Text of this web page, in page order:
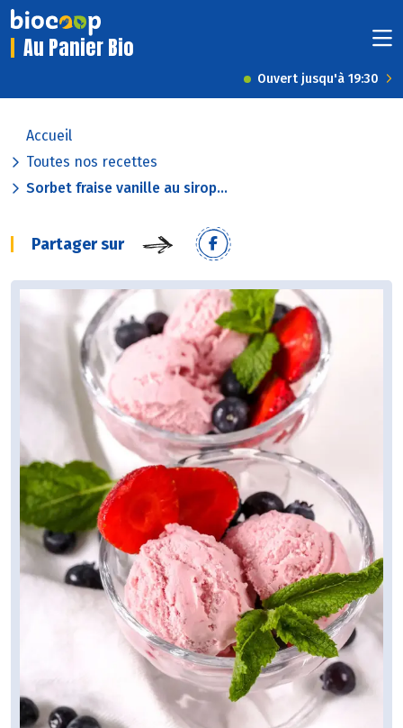
Au Panier Bio
Ouvert jusqu'à 19:30
Accueil
Toutes nos recettes
Sorbet fraise vanille au sirop...
Partager sur